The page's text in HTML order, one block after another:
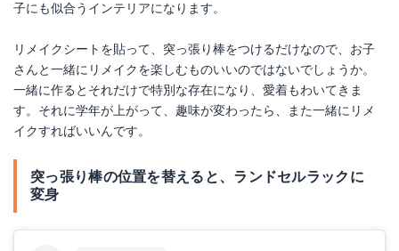
子にも似合うインテリアになります。
リメイクシートを貼って、突っ張り棒をつけるだけなので、お子
さんと一緒にリメイクを楽しむものいいのではないでしょうか。
一緒に作るとそれだけで特別な存在になり、愛着もわいてきま
す。それに学年が上がって、趣味が変わったら、また一緒にリメ
イクすればいいんです。
突っ張り棒の位置を替えると、ランドセルラックに
変身